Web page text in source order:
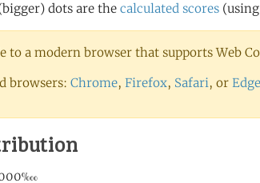
dots are the calculated scores
to a modern browser that supports Web
browsers: Chrome, Firefox, Safari, or Edge